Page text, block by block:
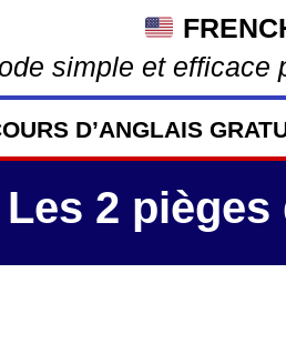
simple et efficace
D’ANGLAIS
Les 2